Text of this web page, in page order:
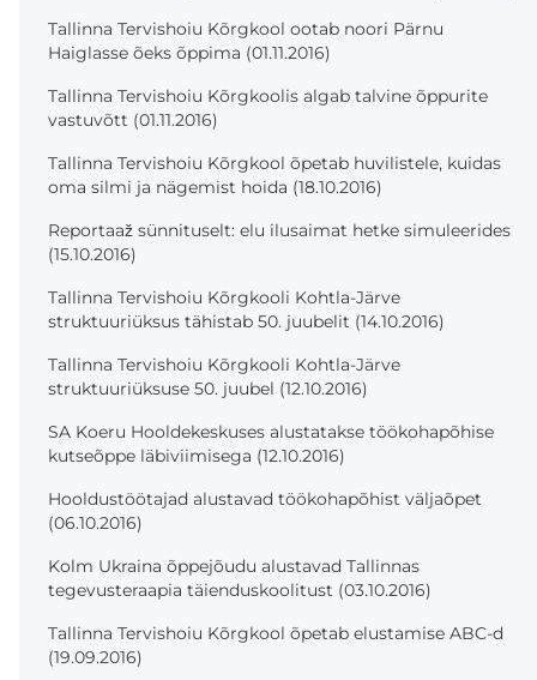
Tallinna Tervishoiu Kõrgkool ootab noori Pärnu
Haiglasse õeks õppima (01.11.2016)
Tallinna Tervishoiu Kõrgkoolis algab talvine õppurite
vastuvõtt (01.11.2016)
Tallinna Tervishoiu Kõrgkool õpetab huvilistele, kuidas
oma silmi ja nägemist hoida (18.10.2016)
Reportaaž sünnituselt: elu ilusaimat hetke simuleerides
(15.10.2016)
Tallinna Tervishoiu Kõrgkooli Kohtla-Järve
struktuuriüksus tähistab 50. juubelit (14.10.2016)
Tallinna Tervishoiu Kõrgkooli Kohtla-Järve
struktuuriüksuse 50. juubel (12.10.2016)
SA Koeru Hooldekeskuses alustatakse töökohapõhise
kutseõppe läbiviimisega (12.10.2016)
Hooldustöötajad alustavad töökohapõhist väljaõpet
(06.10.2016)
Kolm Ukraina õppejõudu alustavad Tallinnas
tegevusteraapia täienduskoolitust (03.10.2016)
Tallinna Tervishoiu Kõrgkool õpetab elustamise ABC-d
(19.09.2016)